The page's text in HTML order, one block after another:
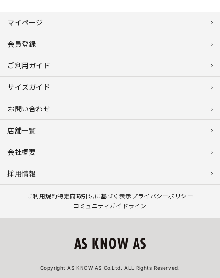
マイページ
会員登録
ご利用ガイド
サイズガイド
お問い合わせ
店舗一覧
会社概要
採用情報
ご利用規約特定商取引法に基づく表示プライバシーポリシー
コミュニティガイドライン
Copyright AS KNOW AS Co.Ltd. ALL Rights Reserved.